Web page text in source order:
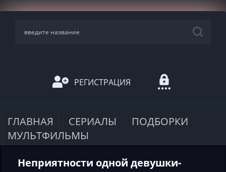
РЕГИСТРАЦИЯ
ГЛАВНАЯ СЕРИАЛЫ
ПОДБОРКИ
МУЛЬТФИЛЬМЫ
Неприятности одной девушки-